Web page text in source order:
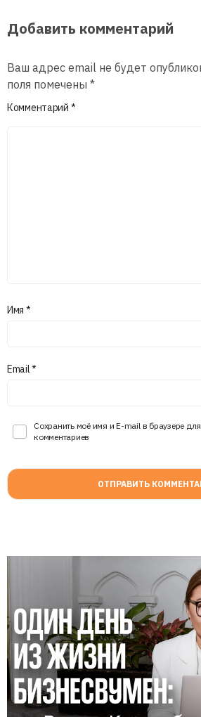
Добавить комментарий
Ваш адрес email не будет
поля помечены *
Комментарий *
Имя *
Email*
Сохранить моё имя и E-mail в браузере
комментариев